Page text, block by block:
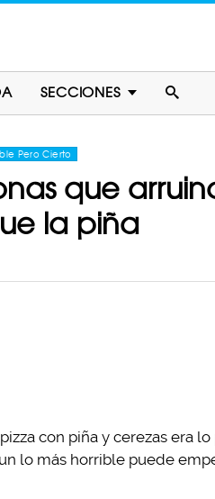
SECCIONES
Pero Cierto
que
la piña
con piña y cerezas era
lo más horrible puede